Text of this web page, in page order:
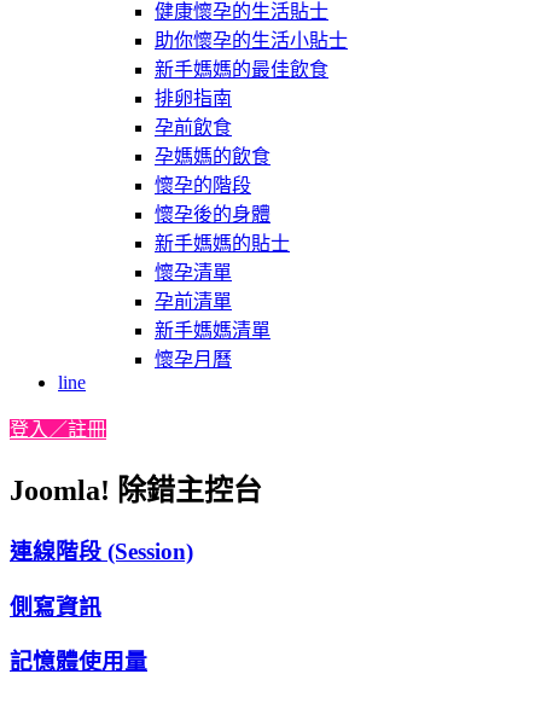
健康懷孕的生活貼士
助你懷孕的生活小貼士
新手媽媽的最佳飲食
排卵指南
孕前飲食
孕媽媽的飲食
懷孕的階段
懷孕後的身體
新手媽媽的貼士
懷孕清單
孕前清單
新手媽媽清單
懷孕月曆
line
登入／註冊
Joomla! 除錯主控台
連線階段 (Session)
側寫資訊
記憶體使用量